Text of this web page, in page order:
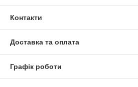
Контакти
Доставка та оплата
Графік роботи